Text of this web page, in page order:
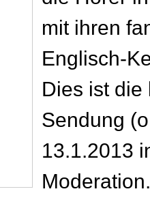
mit ihren
Englisch-
Dies ist die
Sendung
13.1.2013
Moderation.